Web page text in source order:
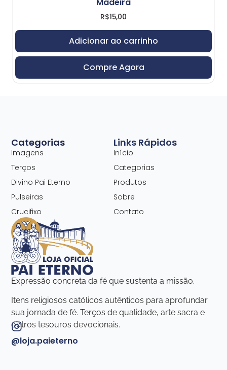
R$15,00
Adicionar ao carrinho
Compre Agora
Expressão concreta da fé que sustenta a missão.
Itens religiosos católicos autênticos para aprofundar
sua jornada de fé. Terços de qualidade, arte sacra e
outros tesouros devocionais.
@loja.paieterno
Links Rápidos
Início
Categorias
Produtos
Sobre
Contato
Categorias
Imagens
Terços
Divino Pai Eterno
Pulseiras
Crucifixo